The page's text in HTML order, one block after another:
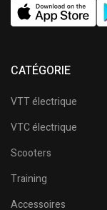
CATÉGORIE
VTT électrique
VTC électrique
Scooters
Training
Accessoires